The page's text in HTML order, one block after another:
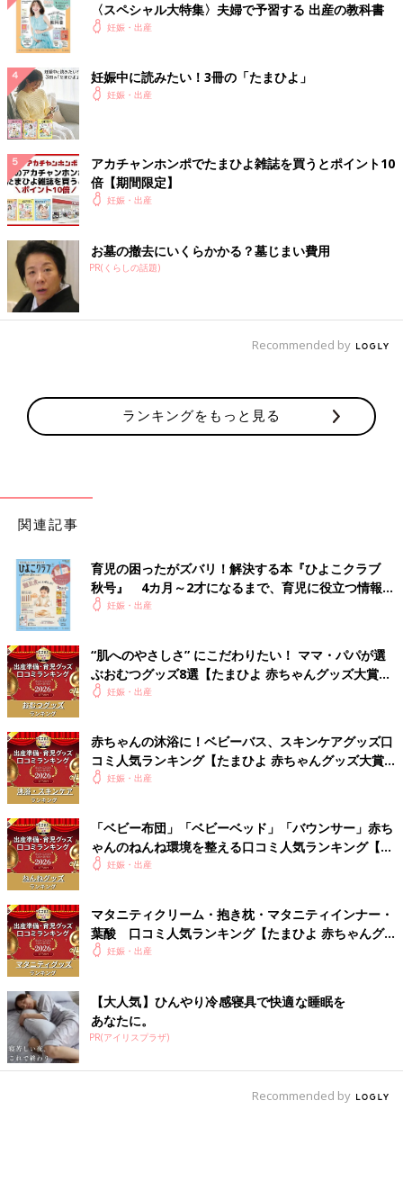
〈スペシャル大特集〉夫婦で予習する 出産の教科書
妊娠・出産
妊娠中に読みたい！3冊の「たまひよ」
妊娠・出産
アカチャンホンポでたまひよ雑誌を買うとポイント10
倍【期間限定】
妊娠・出産
お墓の撤去にいくらかかる？墓じまい費用
PR(くらしの話題)
Recommended by
ランキングをもっと見る
関連記事
育児の困ったがズバリ！解決する本『ひよこクラブ
秋号』 4カ月～2才になるまで、育児に役立つ情報が
いっぱい！
妊娠・出産
“肌へのやさしさ” にこだわりたい！ ママ・パパが選
ぶおむつグッズ8選【たまひよ 赤ちゃんグッズ大賞
2026】
妊娠・出産
赤ちゃんの沐浴に！ベビーバス、スキンケアグッズ口
コミ人気ランキング【たまひよ 赤ちゃんグッズ大賞
2026】
妊娠・出産
「ベビー布団」「ベビーベッド」「バウンサー」赤ち
ゃんのねんね環境を整える口コミ人気ランキング【た
まひよ 赤ちゃんグッズ大賞2026】
妊娠・出産
マタニティクリーム・抱き枕・マタニティインナー・
葉酸 口コミ人気ランキング【たまひよ 赤ちゃんグ
ッズ大賞2026】
妊娠・出産
【大人気】ひんやり冷感寝具で快適な睡眠を
あなたに。
PR(アイリスプラザ)
Recommended by